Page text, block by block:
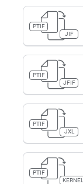
PTIF
JIF
PTIF
JFIF
PTIF
JXL
PTIF
KERNEL